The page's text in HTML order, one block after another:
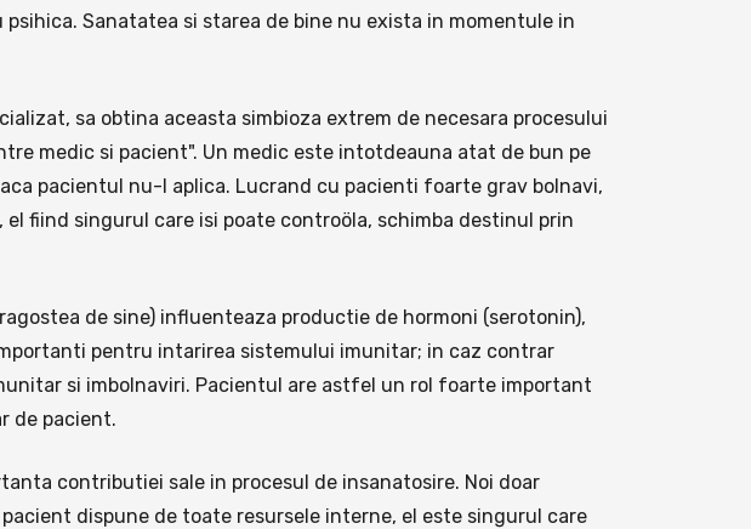
Sanatatea si starea de bine nu exista in momentule in
sa obtina aceasta simbioza extrem de necesara procesului
medic si pacient". Un medic este intotdeauna atat de bun pe
pacientul nu-l aplica. Lucrand cu pacienti foarte grav bolnavi,
fiind singurul care isi poate controöla, schimba destinul prin
de sine) influenteaza productie de hormoni (serotonin),
pentru intarirea sistemului imunitar; in caz contrar
si imbolnaviri. Pacientul are astfel un rol foarte important
de pacient.
contributiei sale in procesul de insanatosire. Noi doar
dispune de toate resursele interne, el este singurul care